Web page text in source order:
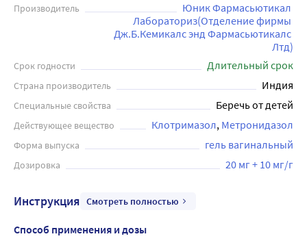
Производитель
Юник Фармасьютикал
Лабораториз(Отделение фирмы
Дж.Б.Кемикалс энд Фармасьютикалс
Лтд)
Срок годности Длительный срок
Страна производитель Индия
Специальные свойства Беречь от детей
Действующее вещество Клотримазол Метронидазол
Форма выпуска гель вагинальный
Дозировка 20 мг + 10 мг/г
Инструкция Смотреть полностью
Способ применения и дозы